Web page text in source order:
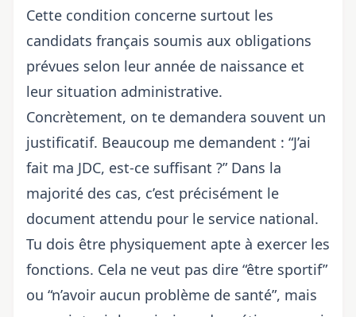
Cette condition concerne surtout les
candidats français soumis aux obligations
prévues selon leur année de naissance et
leur situation administrative.
Concrètement, on te demandera souvent un
justificatif. Beaucoup me demandent : “J’ai
fait ma JDC, est-ce suffisant ?” Dans la
majorité des cas, c’est précisément le
document attendu pour le service national.
Tu dois être physiquement apte à exercer les
fonctions. Cela ne veut pas dire “être sportif”
ou “n’avoir aucun problème de santé”, mais